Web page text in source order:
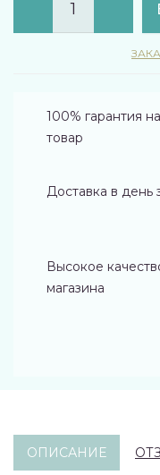
100% гарантия
товар
Доставка в день
Высокое
магазина
ОПИСАНИЕ